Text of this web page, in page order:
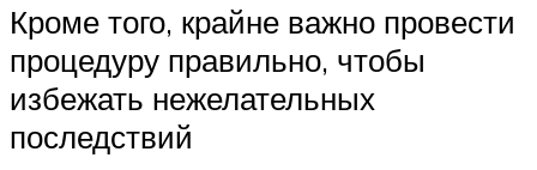
Кроме того, крайне важно провести
процедуру правильно, чтобы
избежать нежелательных
последствий